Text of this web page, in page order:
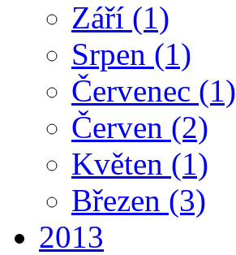
Září (1)
Srpen (1)
Červenec (1)
Červen (2)
Květen (1)
Březen (3)
2013